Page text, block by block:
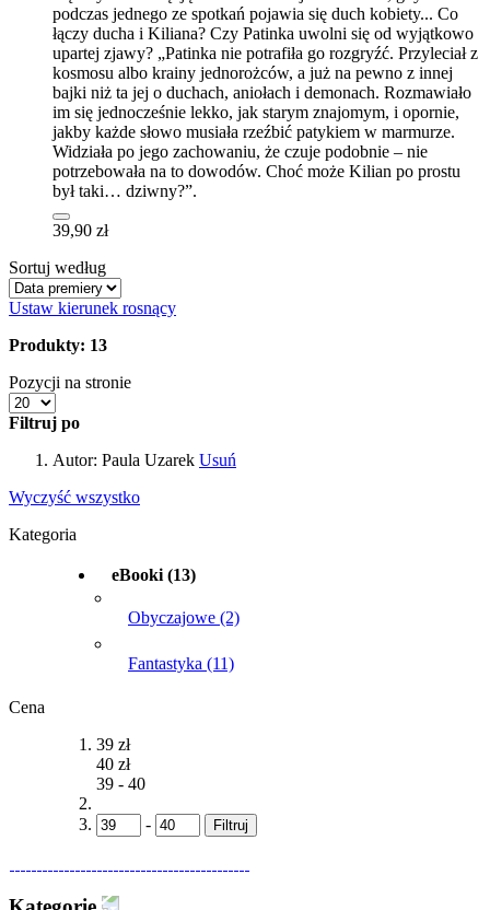
podczas jednego ze spotkań pojawia się duch kobiety... Co
łączy ducha i Kiliana? Czy Patinka uwolni się od wyjątkowo
upartej zjawy? „Patinka nie potrafiła go rozgryźć. Przyleciał z
kosmosu albo krainy jednorożców, a już na pewno z innej
bajki niż ta jej o duchach, aniołach i demonach. Rozmawiało
im się jednocześnie lekko, jak starym znajomym, i opor­nie,
jakby każde słowo musiała rzeźbić patykiem w marmurze.
Wi­działa po jego zachowaniu, że czuje podobnie – nie
potrzebowała na to dowodów. Choć może Kilian po prostu
był taki… dziwny?”.
39,90 zł
Sortuj według
Ustaw kierunek rosnący
Produkty: 13
Pozycji na stronie
Filtruj po
Autor: Paula Uzarek Usuń
Wyczyść wszystko
Kategoria
eBooki (13)
Obyczajowe (2)
Fantastyka (11)
Cena
39 zł
40 zł
39 - 40
- Filtruj